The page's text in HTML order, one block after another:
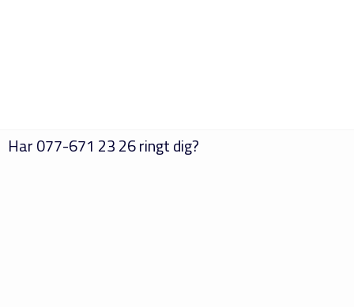
Har077-671 23 26ringt dig?